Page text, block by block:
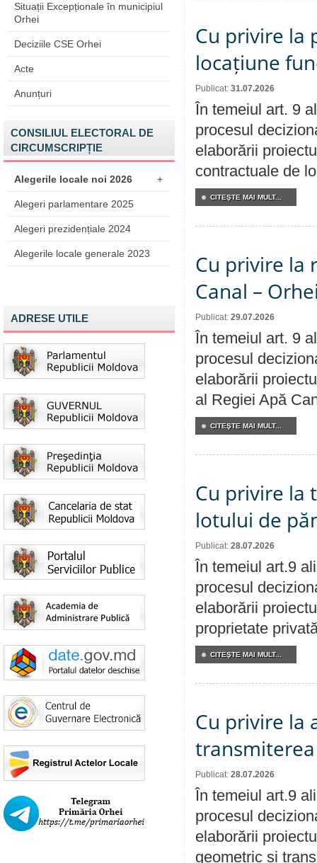
Situații Excepționale în municipiul
Orhei
Deciziile CSE Orhei
Acte
Anunțuri
CONSILIUL ELECTORAL DE
CIRCUMSCRIPȚIE
Alegerile locale noi 2026 +
Alegeri parlamentare 2025
Alegeri prezidențiale 2024
Alegerile locale generale 2023
ADRESE UTILE
Cu privire la
locațiune
Publicat: 31.07.2026
În temeiul art. 9
procesul
elaborării
contractuale de
CITEŞTE MAI MULT...
Cu privire la
Canal –
Publicat: 29.07.2026
În temeiul art. 9
procesul
elaborării
al Regiei Apă
CITEŞTE MAI MULT...
Cu privire la
lotului de
Publicat: 28.07.2026
În temeiul art.9
procesul
elaborării
proprietate
CITEŞTE MAI MULT...
Cu privire la
Publicat: 28.07.2026
În temeiul art.9
procesul
elaborării
geometric și